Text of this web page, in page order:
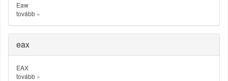
Eaw
tovább »
eax
EAX
tovább »